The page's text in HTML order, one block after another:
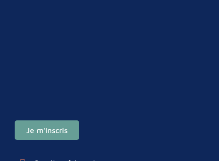
Je m'inscris